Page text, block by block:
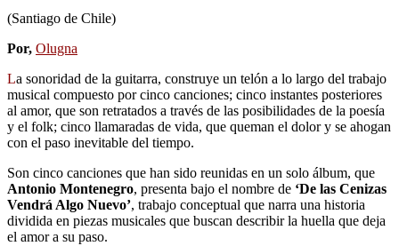
(Santiago de Chile)
Por, Olugna
La sonoridad de la guitarra, construye un telón a lo largo del trabajo
musical compuesto por cinco canciones; cinco instantes posteriores
al amor, que son retratados a través de las posibilidades de la poesía
y el folk; cinco llamaradas de vida, que queman el dolor y se ahogan
con el paso inevitable del tiempo.
Son cinco canciones que han sido reunidas en un solo álbum, que
Antonio Montenegro, presenta bajo el nombre de ‘De las Cenizas
Vendrá Algo Nuevo’, trabajo conceptual que narra una historia
dividida en piezas musicales que buscan describir la huella que deja
el amor a su paso.